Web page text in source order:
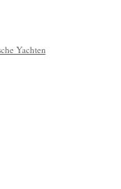
Yachten